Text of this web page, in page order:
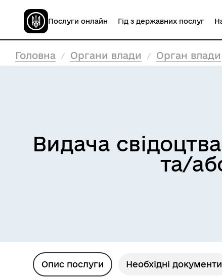
Послуги онлайн Гід з державних послуг
Головна Органи влади Орган влади
Видача
та/
Опис послуги Необхідні документи